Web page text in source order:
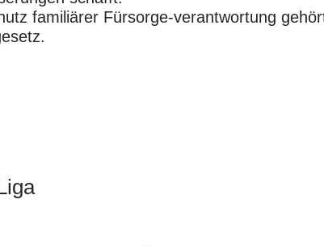
familiärer Fürsorge-verantwortung